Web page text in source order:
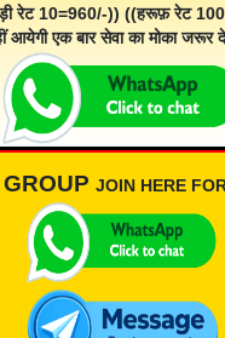
रेट 10=960/-)) ((हरूफ़ रेट
एक बार सेवा का मोका जरूर
JOIN HERE FOR